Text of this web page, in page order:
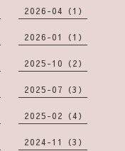
2026-04（1）
2026-01（1）
2025-10（2）
2025-07（3）
2025-02（4）
2024-11（3）